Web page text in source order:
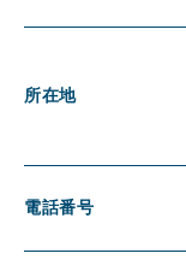
所在地
電話番号